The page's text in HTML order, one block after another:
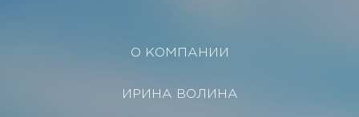
О КОМПАНИИ
ИРИНА ВОЛИНА